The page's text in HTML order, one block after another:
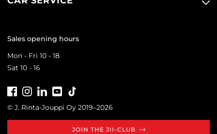
Sales opening hours
Mon - Fri 10 - 18
Sat 10 - 16
FacebookInstagramLinkedInYoutube
© J. Rinta-Jouppi Oy 2019–2026
JOIN THE JII-CLUB